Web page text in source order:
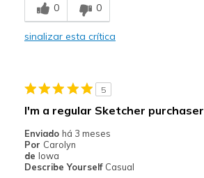
Comfortable
Contras
Melhores utilizações
0 0
sinalizar esta crítica
5
I'm a regular Sketcher purchaser
Enviado há 3 meses
Por Carolyn
de Iowa
Describe Yourself Casual